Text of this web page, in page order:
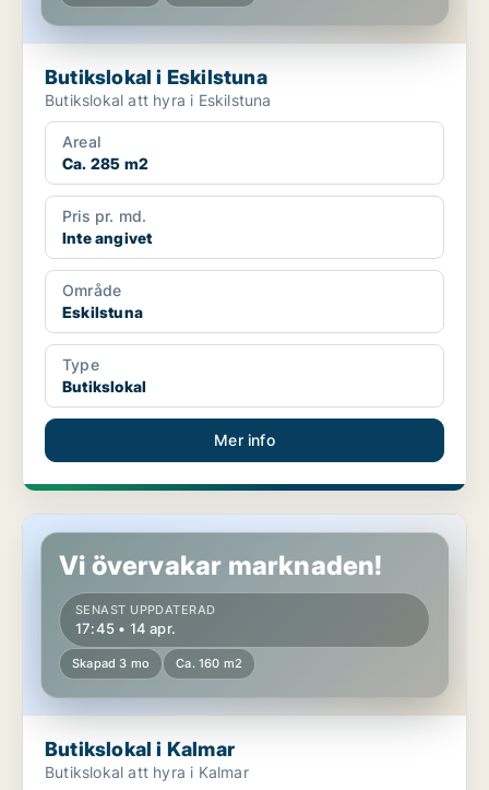
Butikslokal i Eskilstuna
Butikslokal att hyra i Eskilstuna
Areal
Ca. 285 m2
Pris pr. md.
Inte angivet
Område
Eskilstuna
Type
Butikslokal
Mer info
Butikslokal i Kalmar
Vi övervakar marknaden!
SENAST UPPDATERAD
17:45 • 14 apr.
Skapad 3 mo Ca. 160 m2
Butikslokal i Kalmar
Butikslokal att hyra i Kalmar